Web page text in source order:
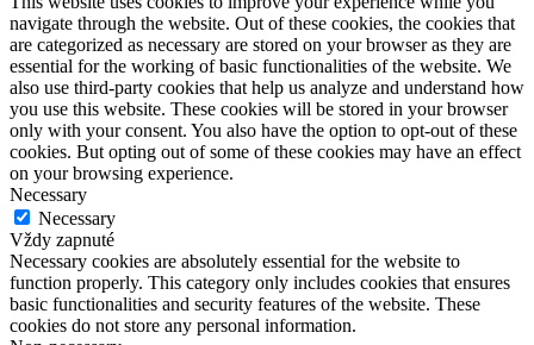
navigate through the website. Out of these cookies, the cookies that
are categorized as necessary are stored on your browser as they are
essential for the working of basic functionalities of the website. We
also use third-party cookies that help us analyze and understand how
you use this website. These cookies will be stored in your browser
only with your consent. You also have the option to opt-out of these
cookies. But opting out of some of these cookies may have an effect
on your browsing experience.
Necessary
Necessary
Vždy zapnuté
Necessary cookies are absolutely essential for the website to
function properly. This category only includes cookies that ensures
basic functionalities and security features of the website. These
cookies do not store any personal information.